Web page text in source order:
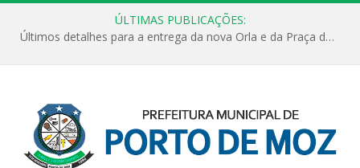
ÚLTIMAS PUBLICAÇÕES:
Últimos detalhes para a entrega da nova Orla e da Praça do Praião